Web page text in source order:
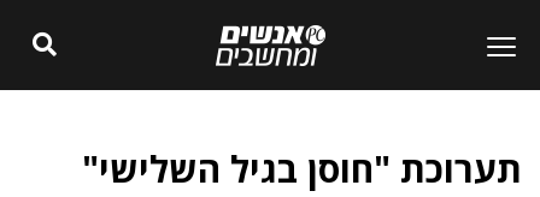
תערוכת "חוסן בגיל השלישי"